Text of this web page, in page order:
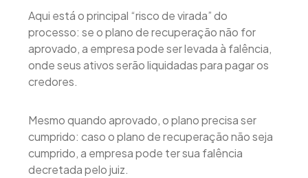
Aqui está o principal “risco de virada” do
processo: se o plano de recuperação não for
aprovado, a empresa pode ser levada à falência,
onde seus ativos serão liquidadas para pagar os
credores.
Mesmo quando aprovado, o plano precisa ser
cumprido: caso o plano de recuperação não seja
cumprido, a empresa pode ter sua falência
decretada pelo juiz.